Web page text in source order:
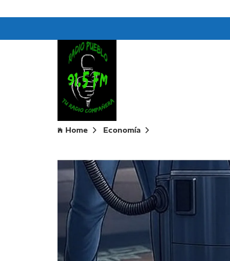
Home Economía